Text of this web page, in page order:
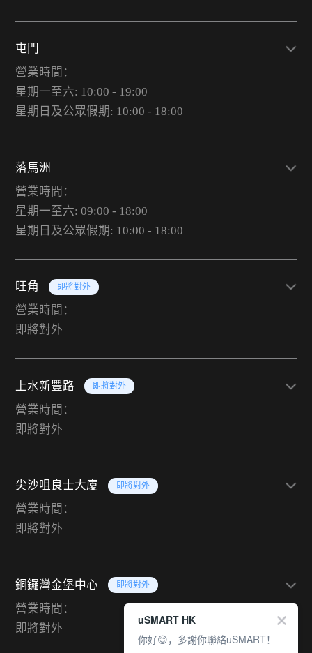
屯門
營業時間：
星期一至六: 10:00 - 19:00
星期日及公眾假期: 10:00 - 18:00
落馬洲
營業時間：
星期一至六: 09:00 - 18:00
星期日及公眾假期: 10:00 - 18:00
旺角 即將對外
營業時間：
即將對外
上水新豐路 即將對外
營業時間：
即將對外
尖沙咀良士大廈 即將對外
營業時間：
即將對外
銅鑼灣金堡中心 即將對外
營業時間：
即將對外
uSMART HK
你好😊，多謝你聯絡uSMART！